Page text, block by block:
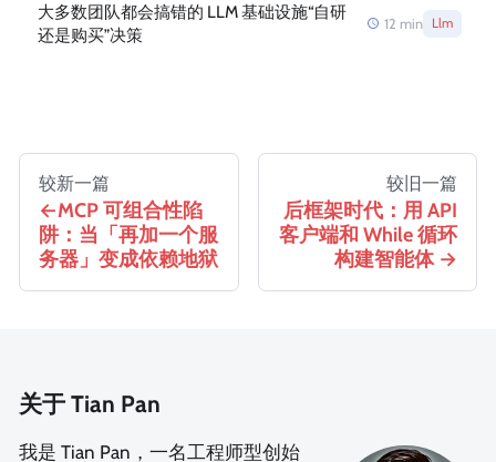
大多数团队都会搞错的 LLM 基础设施“自研
还是购买”决策
12 min Llm
较新一篇
MCP 可组合性陷
阱：当「再加一个服
务器」变成依赖地狱
较旧一篇
后框架时代：用 API
客户端和 While 循环
构建智能体
关于 Tian Pan
我是 Tian Pan，一名工程师型创始